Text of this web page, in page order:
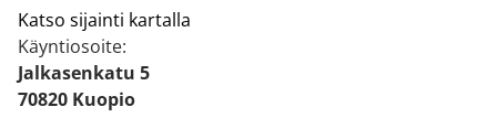
Katso sijainti kartalla
Käyntiosoite:
Jalkasenkatu 5
70820 Kuopio